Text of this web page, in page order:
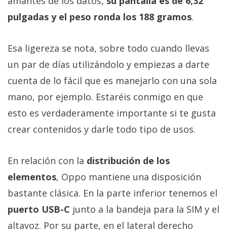
pulgadas y el peso ronda los 188 gramos.
Esa ligereza se nota, sobre todo cuando llevas
un par de días utilizándolo y empiezas a darte
cuenta de lo fácil que es manejarlo con una sola
mano, por ejemplo. Estaréis conmigo en que
esto es verdaderamente importante si te gusta
crear contenidos y darle todo tipo de usos.
En relación con la distribución de los
elementos, Oppo mantiene una disposición
bastante clásica. En la parte inferior tenemos el
puerto USB-C junto a la bandeja para la SIM y el
altavoz. Por su parte, en el lateral derecho